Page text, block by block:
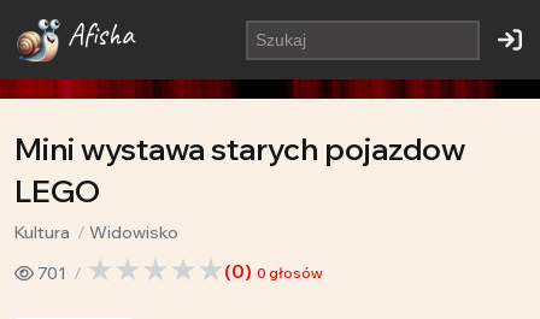
Afisha
Mini wystawa starych pojazdow
LEGO
Kultura
Widowisko
701
(0) 0 głosów